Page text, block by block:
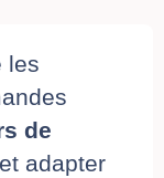
les
de
et adapter